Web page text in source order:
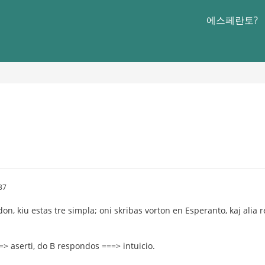
에스페란토?
kiu estas tre simpla; oni skribas vorton en Esperanto, kaj alia
aserti, do B respondos ===> intuicio.